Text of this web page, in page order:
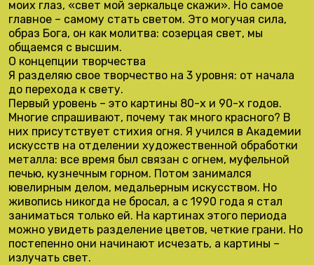
моих глаз, «свет мой зеркальце скажи». Но самое
главное – самому стать светом. Это могучая сила,
образ Бога, он как молитва: созерцая свет, мы
общаемся с высшим.
О концепции творчества
Я разделяю свое творчество на 3 уровня: от начала
до перехода к свету.
Первый уровень – это картины 80-х и 90-х годов.
Многие спрашивают, почему так много красного? В
них присутствует стихия огня. Я учился в Академии
искусств на отделении художественной обработки
металла: все время был связан с огнем, муфельной
печью, кузнечным горном. Потом занимался
ювелирным делом, медальерным искусством. Но
живопись никогда не бросал, а с 1990 года я стал
заниматься только ей. На картинах этого периода
можно увидеть разделение цветов, четкие грани. Но
постепенно они начинают исчезать, а картины –
излучать свет.